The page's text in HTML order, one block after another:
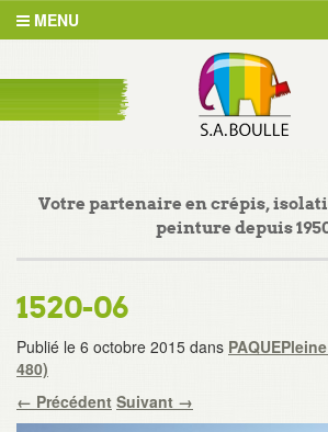
MENU
Votre partenaire en crépis,
peinture depuis
1520-06
Publié le 6 octobre 2015 dans PAQUE
480)
← Précédent Suivant →